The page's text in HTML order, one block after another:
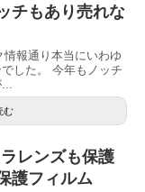
チもあり売れな
情報通り本当にいわゆ
した。 今年もノッチ
む
レンズも保護
護フィルム